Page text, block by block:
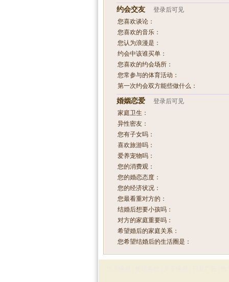
约会交友 登录后可见
您喜欢谈论：
您喜欢的音乐：
您认为浪漫是：
约会中该谁买单：
您喜欢的约会场所：
您常参与的体育活动：
第一次约会双方能些做什么：
婚姻恋爱 登录后可见
家庭卫生：
异性密友：
您有子女吗：
喜欢旅游吗：
爱养宠物吗：
您的消费观：
您的婚恋态度：
您的经济状况：
您最看重对方的：
结婚后想要小孩吗：
对方的家庭重要吗：
希望婚后的家庭关系：
您希望结婚后的生活圈是：